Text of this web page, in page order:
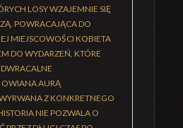
LOSY WZAJEMNIE SIĘ
POWRACAJĄCA DO
MIEJSCOWOŚCI KOBIETA
DO WYDARZEŃ, KTÓRE
OWIANA AURĄ
Z KONKRETNEGO
NIE POZWALA O